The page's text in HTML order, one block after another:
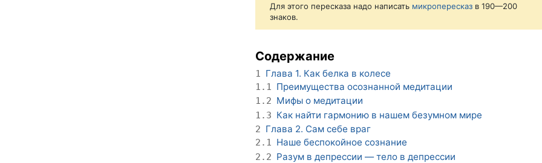
Для этого пересказа надо написать микропересказ в 190—200
знаков.
Содержание
1 Глава 1. Как белка в колесе
1.1 Преимущества осознанной медитации
1.2 Мифы о медитации
1.3 Как найти гармонию в нашем безумном мире
2 Глава 2. Сам себе враг
2.1 Наше беспокойное сознание
2.2 Разум в депрессии — тело в депрессии